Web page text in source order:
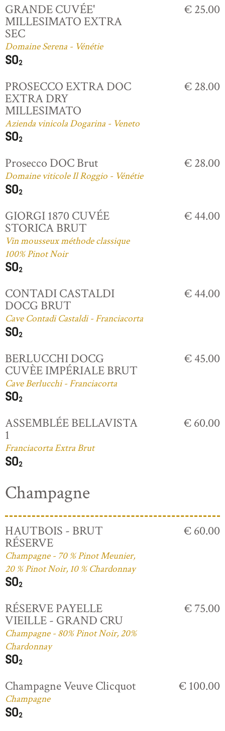
GRANDE CUVÉE'
MILLESIMATO EXTRA
SEC
Domaine Serena - Vénétie
€ 25.00
PROSECCO EXTRA DOC
EXTRA DRY
MILLESIMATO
Azienda vinicola Dogarina - Veneto
€ 28.00
Prosecco DOC Brut
Domaine viticole Il Roggio - Vénétie
€ 28.00
GIORGI 1870 CUVÉE
STORICA BRUT
Vin mousseux méthode classique
100% Pinot Noir
€ 44.00
CONTADI CASTALDI
DOCG BRUT
Cave Contadi Castaldi - Franciacorta
€ 44.00
BERLUCCHI DOCG
CUVÈE IMPÉRIALE BRUT
Cave Berlucchi - Franciacorta
€ 45.00
ASSEMBLÉE BELLAVISTA
1
Franciacorta Extra Brut
€ 60.00
Champagne
HAUTBOIS - BRUT
RÉSERVE
Champagne - 70 % Pinot Meunier,
20 % Pinot Noir, 10 % Chardonnay
€ 60.00
RÉSERVE PAYELLE
VIEILLE - GRAND CRU
Champagne - 80% Pinot Noir, 20%
Chardonnay
€ 75.00
Champagne Veuve Clicquot
Champagne
€ 100.00